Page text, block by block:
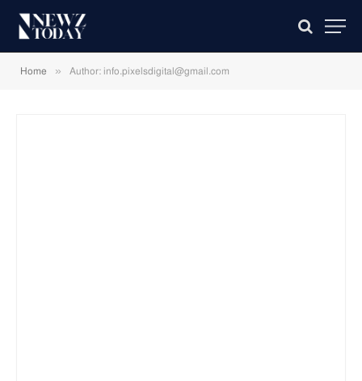
Home » Author: info.pixelsdigital@gmail.com